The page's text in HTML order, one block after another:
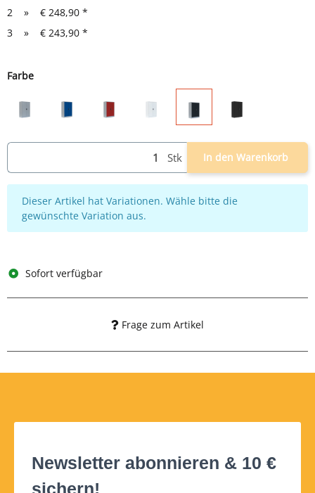
2
» € 248,90 *
3
» € 243,90 *
Farbe
Stk In den Warenkorb
x
Dieser Artikel hat Variationen. Wähle bitte die
gewünschte Variation aus.
Sofort verfügbar
Frage zum Artikel